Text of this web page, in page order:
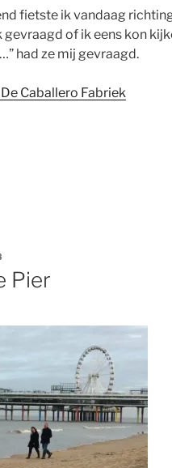
fietste ik vandaag
gevraagd of ik eens kon
had ze mij gevraagd.
Caballero Fabriek
Pier